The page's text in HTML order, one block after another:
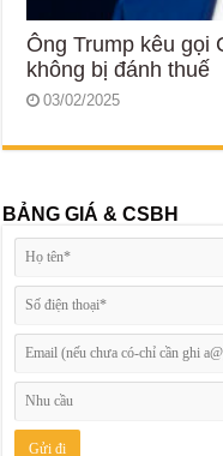
Ông Trump kêu gọi
không bị đánh thuế
03/02/2025
BẢNG GIÁ & CSBH